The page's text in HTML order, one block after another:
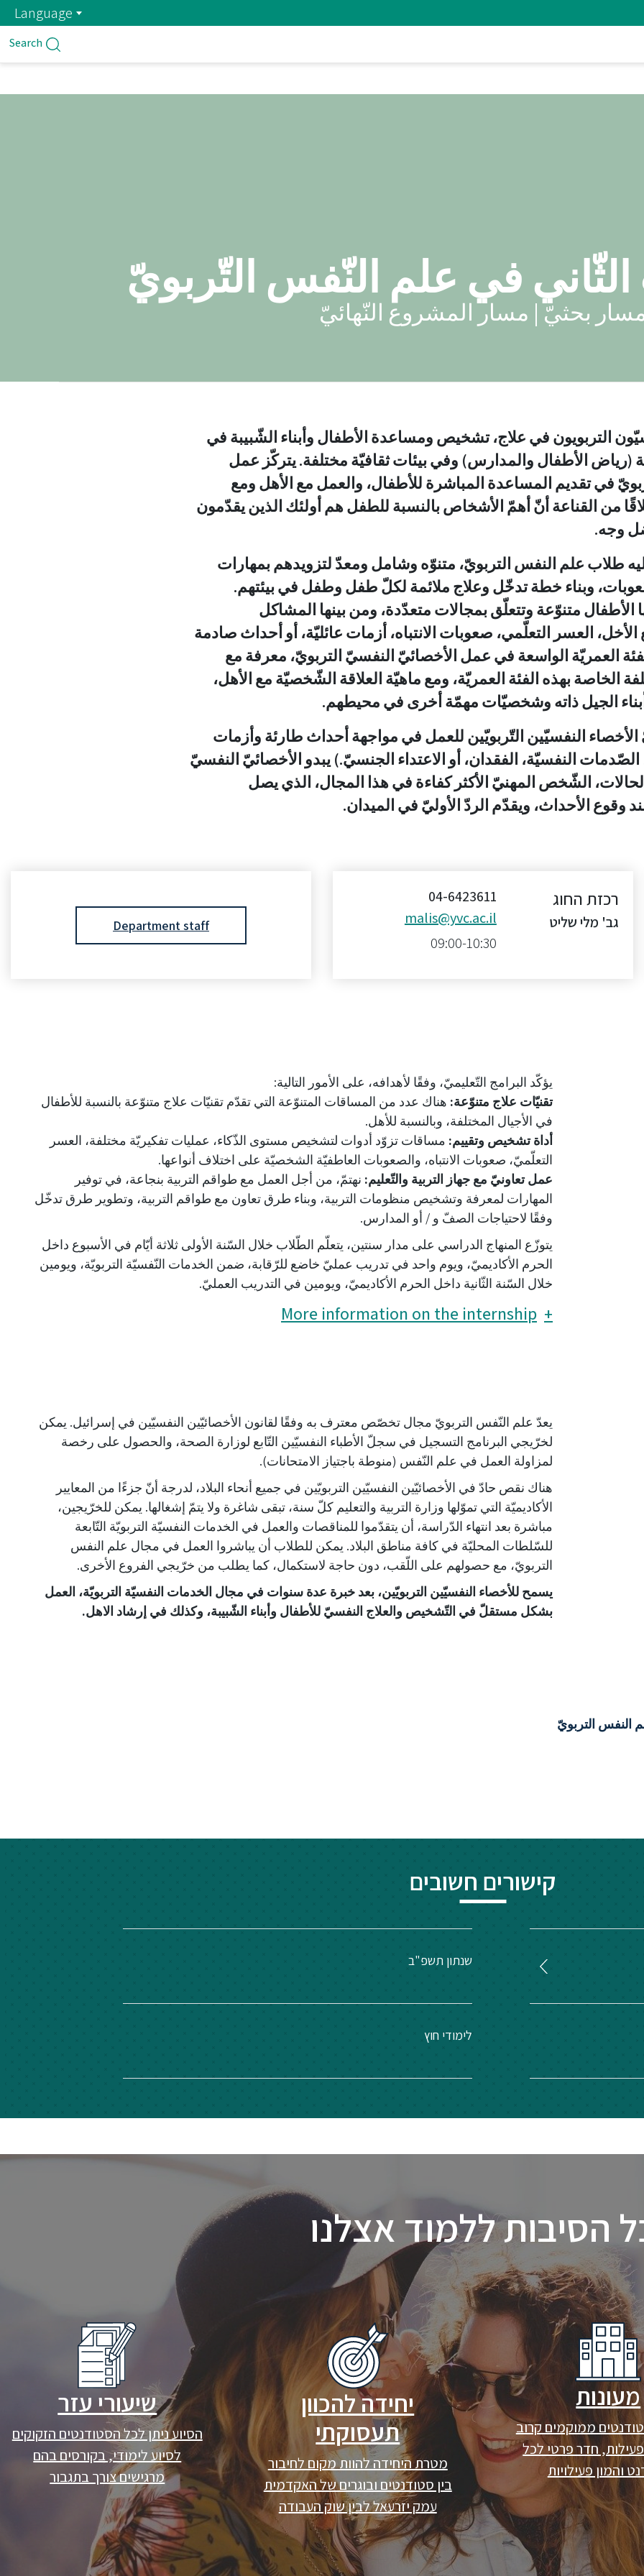
Language
Search
في علم النّفس التّربويّ
بحثيّ | مسار المشروع النّهائيّ
التربويون في علاج، تشخيص ومساعدة الأطفال وأبناء الشّبيبة في
(رياض الأطفال والمدارس) وفي بيئات ثقافيّة مختلفة. يتركّز عمل
في تقديم المساعدة المباشرة للأطفال، والعمل مع الأهل ومع
من القناعة أنّ أهمّ الأشخاص بالنسبة للطفل هم أولئك الذين يقدّمون
وجه.
طلاب علم النفس التربويّ، متنوّه وشامل ومعدّ لتزويدهم بمهارات
وبناء خطة تدخّل وعلاج ملائمة لكلّ طفل وطفل في بيئتهم.
الأطفال متنوّعة وتتعلّق بمجالات متعدّدة، ومن بينها المشاكل
الأخل، العسر التعلّمي، صعوبات الانتباه، أزمات عائليّة، أو أحداث صادمة
العمريّة الواسعة في عمل الأخصائيّ النفسيّ التربويّ، معرفة مع
الخاصة بهذه الفئة العمريّة، ومع ماهيّة العلاقة الشّخصيّة مع الأهل،
الجيل ذاته وشخصيّات مهمّة أخرى في محيطهم.
الأخصاء النفسيّين التّربويّين للعمل في مواجهة أحداث طارئة وأزمات
النفسيّة، الفقدان، أو الاعتداء الجنسيّ.) يبدو الأخصائيّ النفسيّ
الشّخص المهنيّ الأكثر كفاءة في هذا المجال، الذي يصل
وقوع الأحداث، ويقدّم الردّ الأوليّ في الميدان.
רכזת החוג
גב' מלי שליט
04-6423611
malis@yvc.ac.il
09:00-10:30
Department staff
يؤكّد البرامج التّعليميّ، وفقًا لأهدافه، على الأمور التالية:
تقنيّات علاج متنوّعة: هناك عدد من المساقات المتنوّعة التي تقدّم تقنيّات علاج متنوّعة بالنسبة للأطفال
في الأجيال المختلفة، وبالنسبة للأهل.
أداة تشخيص وتقييم: مساقات تزوّد أدوات لتشخيص مستوى الذّكاء، عمليات تفكيريّة مختلفة، العسر
التعلّميّ، صعوبات الانتباه، والصعوبات العاطفيّة الشخصيّة على اختلاف أنواعها.
عمل تعاونيّ مع جهاز التربية والتّعليم: نهتمّ، من أجل العمل مع طواقم التربية بنجاعة، في توفير
المهارات لمعرفة وتشخيص منظومات التربية، وبناء طرق تعاون مع طواقم التربية، وتطوير طرق تدخّل
وفقًا لاحتياجات الصفّ و / أو المدارس.
يتوزّع المنهاج الدراسي على مدار سنتين، يتعلّم الطّلاب خلال السّنة الأولى ثلاثة أيّام في الأسبوع داخل
الحرم الأكاديميّ، ويوم واحد في تدريب عمليّ خاضع للرّقابة، ضمن الخدمات النّفسيّة التربويّة، ويومين
خلال السّنة الثّانية داخل الحرم الأكاديميّ، ويومين في التدريب العمليّ.
More information on the internship
يعدّ علم النّفس التربويّ مجال تخصّص معترف به وفقًا لقانون الأخصائيّين النفسيّين في إسرائيل. يمكن
لخرّيجي البرنامج التسجيل في سجلّ الأطباء النفسيّين التّابع لوزارة الصحة، والحصول على رخصة
لمزاولة العمل في علم النّفس (منوطة باجتياز الامتحانات).
هناك نقص حادّ في الأخصائيّين النفسيّين التربويّين في جميع أنحاء البلاد، لدرجة أنّ جزءًا من المعايير
الأكاديميّة التي تموّلها وزارة التربية والتعليم كلّ سنة، تبقى شاغرة ولا يتمّ إشغالها. يمكن للخرّيجين،
مباشرة بعد انتهاء الدّراسة، أن يتقدّموا للمناقصات والعمل في الخدمات النفسيّة التربويّة التّابعة
للسّلطات المحليّة في كافة مناطق البلاد. يمكن للطلاب أن يباشروا العمل في مجال علم النفس
التربويّ، مع حصولهم على اللّقب، دون حاجة لاستكمال، كما يطلب من خرّيجي الفروع الأخرى.
يسمح للأخصاء النفسيّين التربويّين، بعد خبرة عدة سنوات في مجال الخدمات النفسيّة التربويّة، العمل
بشكل مستقلّ في التّشخيص والعلاج النفسيّ للأطفال وأبناء الشّبيبة، وكذلك في إرشاد الاهل.
קישורים חשובים
שנתון תשפ"ב
לימודי חוץ
הסיבות ללמוד אצלנו
מעונות
ממוקמים קרוב
חדר פרטי לכל
והמון פעילויות
יחידה להכוון
תעסוקתי
מטרת היחידה להוות מקום לחיבור
בין סטודנטים ובוגרים של האקדמית
עמק יזרעאל לבין שוק העבודה
שיעורי עזר
הסיוע ניתן לכל הסטודנטים הזקוקים
לסיוע לימודי, בקורסים בהם
מרגישים צורך בתגבור